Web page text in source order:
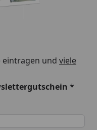
85
44
eintragen und viele
*